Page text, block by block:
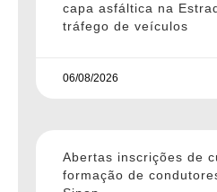
capa asfáltica na
tráfego de veículos
06/08/2026
Abertas inscrições de
formação de